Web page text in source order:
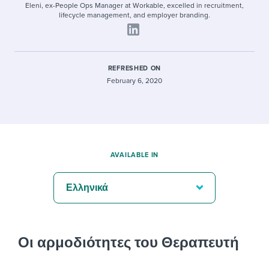
Eleni, ex-People Ops Manager at Workable, excelled in recruitment,
lifecycle management, and employer branding.
REFRESHED ON
February 6, 2020
Οι αρμοδιότητες του Θεραπευτή
AVAILABLE IN
Ελληνικά